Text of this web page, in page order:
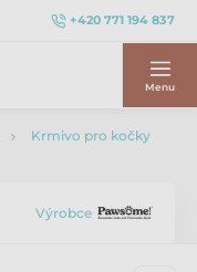
+420 771 194 837
Menu
Krmivo pro kočky
Výrobce